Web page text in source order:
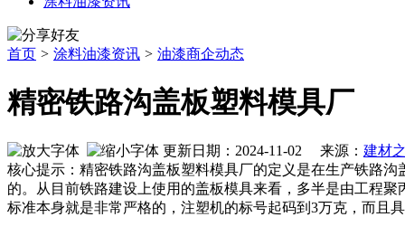
首页 > 涂料油漆资讯 > 油漆商企动态
精密铁路沟盖板塑料模具厂
更新日期：2024-11-02 来源： 建材
核心提示：精密铁路沟盖板塑料模具厂的定义是在生产铁路
的。从目前铁路建设上使用的盖板模具来看，多半是由工程
标准本身就是非常严格的，注塑机的标号起码到3万克，而且